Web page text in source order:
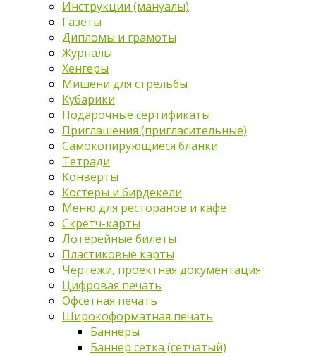
Инструкции (мануалы)
Газеты
Дипломы и грамоты
Журналы
Хенгеры
Мишени для стрельбы
Кубарики
Подарочные сертификаты
Приглашения (пригласительные)
Самокопирующиеся бланки
Тетради
Конверты
Костеры и бирдекели
Меню для ресторанов и кафе
Скретч-карты
Лотерейные билеты
Пластиковые карты
Чертежи, проектная документация
Цифровая печать
Офсетная печать
Широкоформатная печать
Баннеры
Баннер сетка (сетчатый)